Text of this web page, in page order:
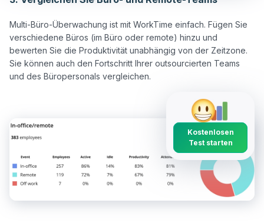
Multi-Büro-Überwachung ist mit WorkTime einfach. Fügen Sie
verschiedene Büros (im Büro oder remote) hinzu und
bewerten Sie die Produktivität unabhängig von der Zeitzone.
Sie können auch den Fortschritt Ihrer outsourcierten Teams
Kostenlosen
Test starten